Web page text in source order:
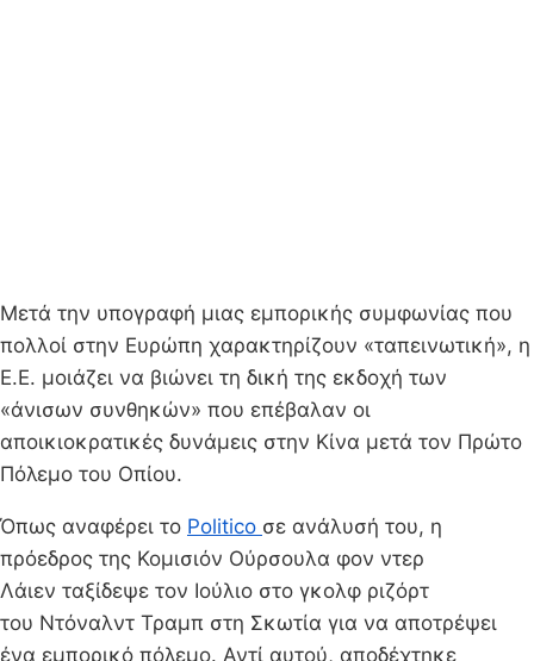
Μετά την υπογραφή μιας εμπορικής συμφωνίας που
πολλοί στην Ευρώπη χαρακτηρίζουν «ταπεινωτική», η
Ε.Ε. μοιάζει να βιώνει τη δική της εκδοχή των
«άνισων συνθηκών» που επέβαλαν οι
αποικιοκρατικές δυνάμεις στην Κίνα μετά τον Πρώτο
Πόλεμο του Οπίου.
Όπως αναφέρει το Politico σε ανάλυσή του, η
πρόεδρος της Κομισιόν Ούρσουλα φον ντερ
Λάιεν ταξίδεψε τον Ιούλιο στο γκολφ ριζόρτ
του Ντόναλντ Τραμπ στη Σκωτία για να αποτρέψει
ένα εμπορικό πόλεμο. Αντί αυτού, αποδέχτηκε